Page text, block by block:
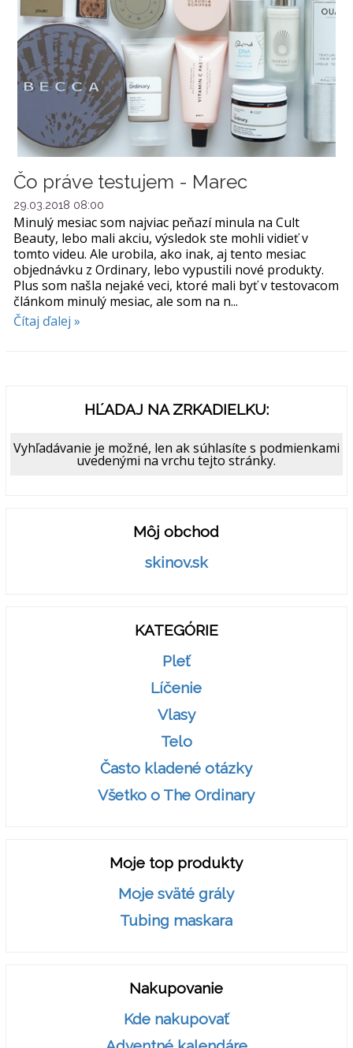
Čo práve testujem - Marec
29.03.2018 08:00
Minulý mesiac som najviac peňazí minula na Cult
Beauty, lebo mali akciu, výsledok ste mohli vidieť v
tomto videu. Ale urobila, ako inak, aj tento mesiac
objednávku z Ordinary, lebo vypustili nové produkty.
Plus som našla nejaké veci, ktoré mali byť v testovacom
článkom minulý mesiac, ale som na n...
Čítaj ďalej »
HĽADAJ NA ZRKADIELKU:
Vyhľadávanie je možné, len ak súhlasíte s podmienkami
uvedenými na vrchu tejto stránky.
Môj obchod
skinov.sk
KATEGÓRIE
Pleť
Líčenie
Vlasy
Telo
Často kladené otázky
Všetko o The Ordinary
Moje top produkty
Moje sväté grály
Tubing maskara
Nakupovanie
Kde nakupovať